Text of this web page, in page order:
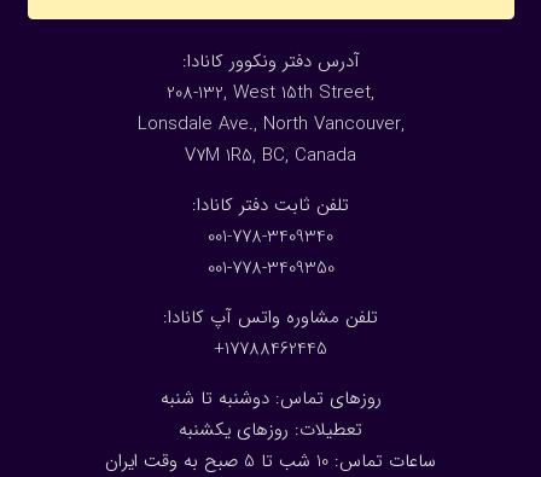
:آدرس دفتر ونکوور کانادا
208-132, West 15th Street,
Lonsdale Ave., North Vancouver,
V7M 1R5, BC, Canada
:تلفن ثابت دفتر کانادا
001-778-3409340
001-778-3409350
تلفن مشاوره واتس آپ کانادا:
17788462445+
روزهای تماس: دوشنبه تا شنبه
تعطیلات: روزهای یکشنبه
ساعات تماس: 10 شب تا 5 صبح به وقت ایران